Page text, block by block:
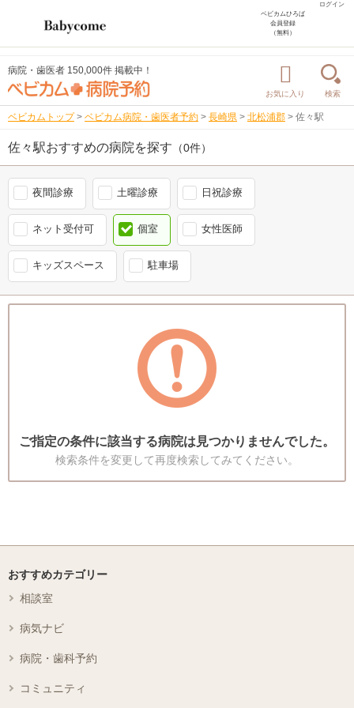
ログイン
ベビカムひろば
会員登録
（無料）
病院・歯医者 150,000件 掲載中！
お気に入り 検索
ベビカムトップ > ベビカム病院・歯医者予約 > 長崎県 > 北松浦郡 > 佐々駅
佐々駅おすすめの病院を探す （0件）
夜間診療 土曜診療 日祝診療
ネット受付可 個室 女性医師
キッズスペース 駐車場
ご指定の条件に該当する病院は見つかりませんでした。
検索条件を変更して再度検索してみてください。
おすすめカテゴリー
相談室
病気ナビ
病院・歯科予約
コミュニティ